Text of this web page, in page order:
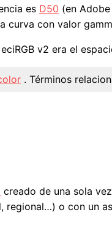
es D50 (en Adobe
curva con valor
v2 era el
. Términos
creado de una sola
regional…) o con un